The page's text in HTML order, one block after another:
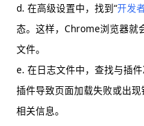
d. 在高级设置中，找到“开发
态。这样，Chrome浏览器就
文件。
e. 在日志文件中，查找与插
插件导致页面加载失败或出
相关信息。